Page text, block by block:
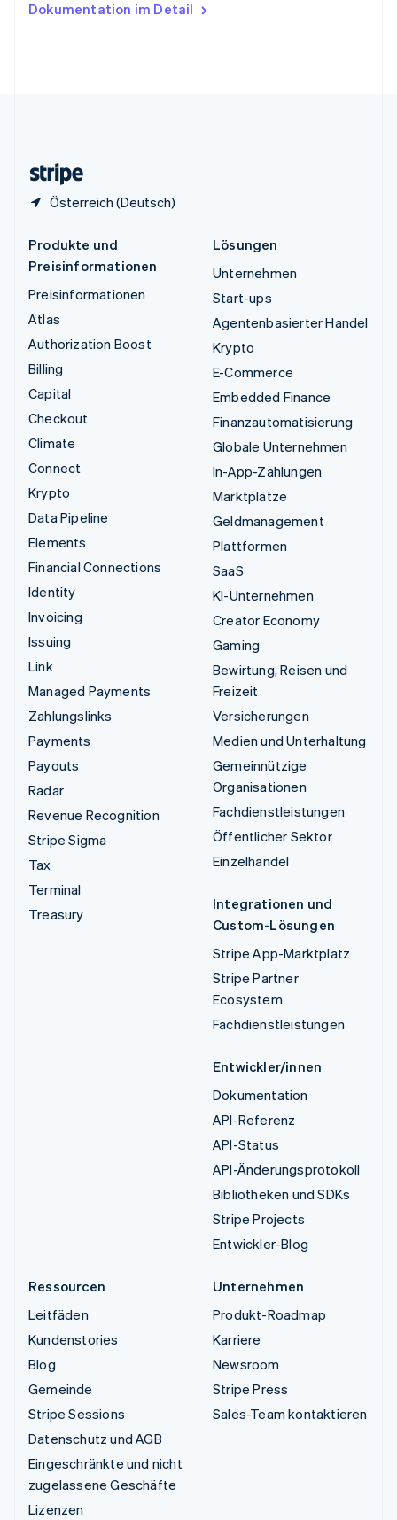
Dokumentation im Detail
Österreich (Deutsch)
English
Produkte und
Preisinformationen
Preisinformationen
Atlas
Authorization Boost
Billing
Capital
Checkout
Climate
Connect
Krypto
Data Pipeline
Elements
Financial Connections
Identity
Invoicing
Issuing
Link
Managed Payments
Zahlungslinks
Payments
Payouts
Radar
Revenue Recognition
Stripe Sigma
Tax
Terminal
Treasury
Lösungen
Unternehmen
Start-ups
Agentenbasierter Handel
Krypto
E-Commerce
Embedded Finance
Finanzautomatisierung
Globale Unternehmen
In-App-Zahlungen
Marktplätze
Geldmanagement
Plattformen
SaaS
KI-Unternehmen
Creator Economy
Gaming
Bewirtung, Reisen und
Freizeit
Versicherungen
Medien und Unterhaltung
Gemeinnützige
Organisationen
Fachdienstleistungen
Öffentlicher Sektor
Einzelhandel
Integrationen und
Custom-Lösungen
Stripe App-Marktplatz
Stripe Partner
Ecosystem
Fachdienstleistungen
Entwickler/innen
Dokumentation
API-Referenz
API-Status
API-Änderungsprotokoll
Bibliotheken und SDKs
Stripe Projects
Entwickler-Blog
Ressourcen
Leitfäden
Kundenstories
Blog
Gemeinde
Stripe Sessions
Datenschutz und AGB
Eingeschränkte und nicht
zugelassene Geschäfte
Lizenzen
Unternehmen
Produkt-Roadmap
Karriere
Newsroom
Stripe Press
Sales-Team kontaktieren